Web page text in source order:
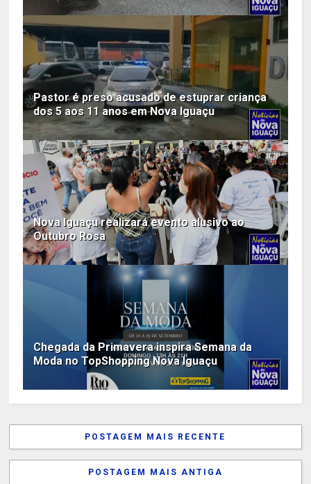
Pastor é preso acusado de estuprar criança
dos 5 aos 11 anos em Nova Iguaçu
Nova Iguaçu realizará evento alusivo ao
Outubro Rosa
Chegada da Primavera inspira Semana da
Moda no TopShopping Nova Iguaçu
POSTAGEM MAIS RECENTE
POSTAGEM MAIS ANTIGA